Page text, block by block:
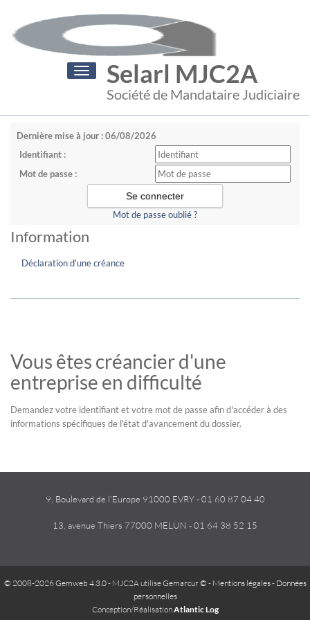
Selarl MJC2A
Société de Mandataire Judiciaire
Toggle
navigation
Dernière mise à jour : 06/08/2026
Identifiant :
Mot de passe :
Mot de passe oublié ?
Information
Déclaration d'une créance
Vous êtes créancier d'une
entreprise en difficulté
Demandez votre identifiant et votre mot de passe afin d'accéder à des
informations spécifiques de l'état d'avancement du dossier.
9, Boulevard de l'Europe 91000 EVRY - 01 60 87 04 40
13, avenue Thiers 77000 MELUN - 01 64 38 52 15
© 2008-2026 Gemweb 4.3.0- MJC2A utiliseGemarcur © - Mentions légales- Données
personnelles
Conception/RéalisationAtlantic Log